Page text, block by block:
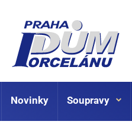
Novinky Soupravy